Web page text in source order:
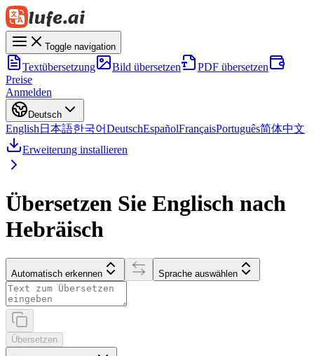
Toggle navigation
Textübersetzung Bild übersetzen
PDF übersetzen
Preise
Anmelden
Deutsch
English 日本語한국어DeutschEspañolFrançaisPortuguês简体中文
Erweiterung installieren
Übersetzen Sie Englisch nach
Hebräisch
Automatisch erkennen Sprache auswählen
Übersetzen